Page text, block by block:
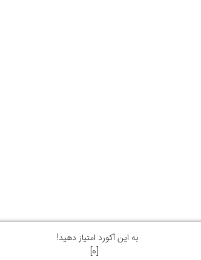
به این آکورد امتیاز دهید!
[
0
]